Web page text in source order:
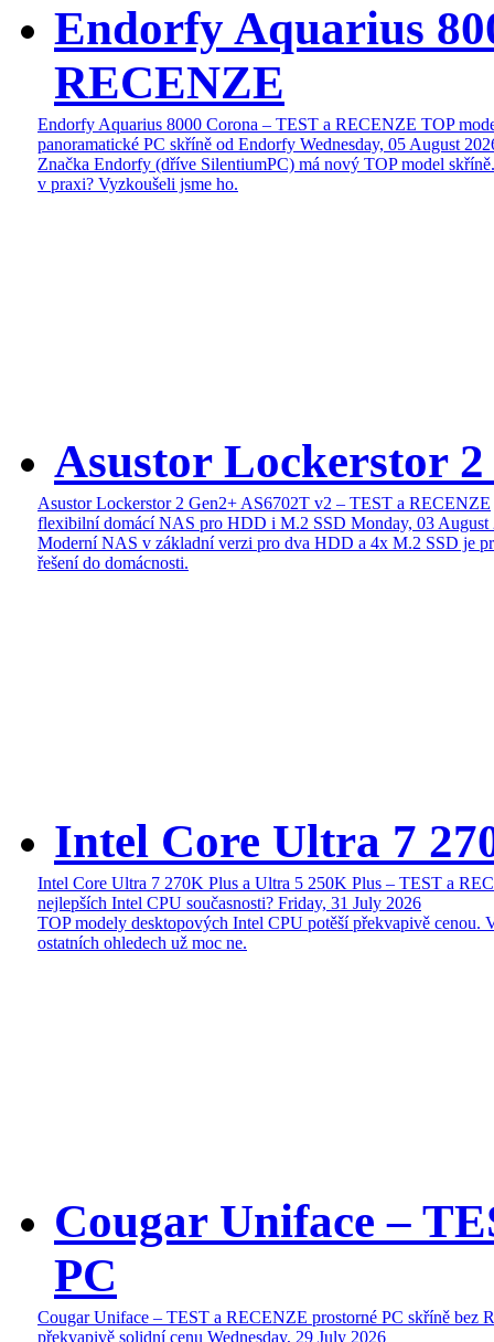
Endorfy Aquarius
RECENZE
Endorfy Aquarius 8000 Corona – TEST a RECENZE TOP
panoramatické PC skříně od Endorfy Wednesday, 05 August
Značka Endorfy (dříve SilentiumPC) má nový TOP model
v praxi? Vyzkoušeli jsme ho.
Asustor Lockerstor
Asustor Lockerstor 2 Gen2+ AS6702T v2 – TEST a RECENZE
flexibilní domácí NAS pro HDD i M.2 SSD Monday, 03 August
Moderní NAS v základní verzi pro dva HDD a 4x M.2 SSD je
řešení do domácnosti.
Intel Core Ultra 7
Intel Core Ultra 7 270K Plus a Ultra 5 250K Plus – TEST a
nejlepších Intel CPU současnosti? Friday, 31 July 2026
TOP modely desktopových Intel CPU potěší překvapivě cenou.
ostatních ohledech už moc ne.
Cougar Uniface –
PC
Cougar Uniface – TEST a RECENZE prostorné PC skříně bez
překvapivě solidní cenu Wednesday, 29 July 2026